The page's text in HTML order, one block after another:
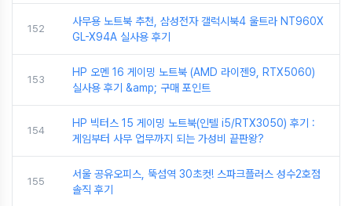
152
사무용 노트북 추천, 삼성전자 갤럭시북4 울트라 NT960X
GL-X94A 실사용 후기
153
HP 오멘 16 게이밍 노트북 (AMD 라이젠9, RTX5060)
실사용 후기 &amp; 구매 포인트
154
HP 빅터스 15 게이밍 노트북(인텔 i5/RTX3050) 후기 :
게임부터 사무 업무까지 되는 가성비 끝판왕?
155
서울 공유오피스, 뚝섬역 30초컷! 스파크플러스 성수2호점
솔직 후기